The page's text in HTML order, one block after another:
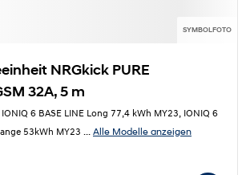
SYMBOLFOTO
NRGkick PURE
32A, 5 m
IONIQ 6 BASE LINE Long 77,4 kWh MY23, IONIQ 6
53kWh MY23 ... Alle Modelle anzeigen